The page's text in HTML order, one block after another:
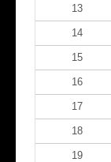
13
14
15
16
17
18
19